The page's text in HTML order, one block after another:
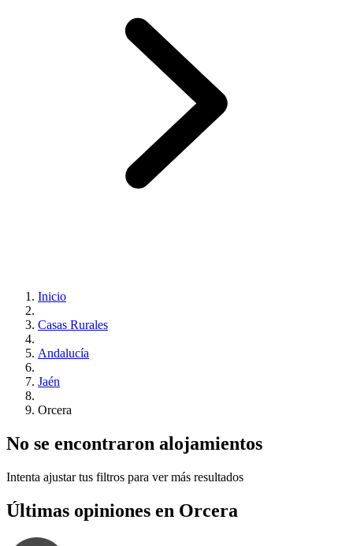
Inicio
Casas Rurales
Andalucía
Jaén
Orcera
No se encontraron alojamientos
Intenta ajustar tus filtros para ver más resultados
Últimas opiniones en Orcera